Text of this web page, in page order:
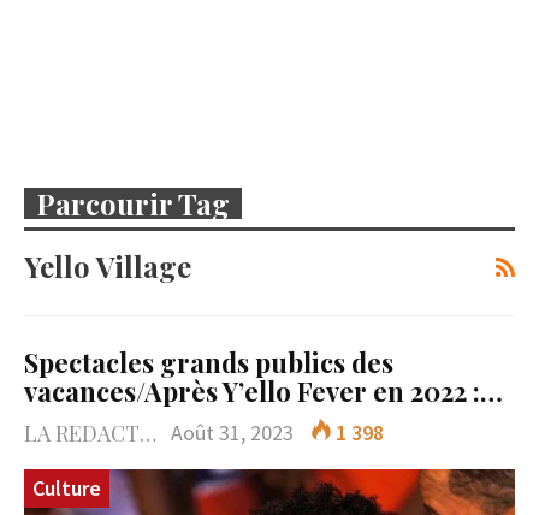
Parcourir Tag
Yello Village
Spectacles grands publics des
vacances/Après Y’ello Fever en 2022 :…
LA REDACTION Août 31, 2023
1 398
Culture